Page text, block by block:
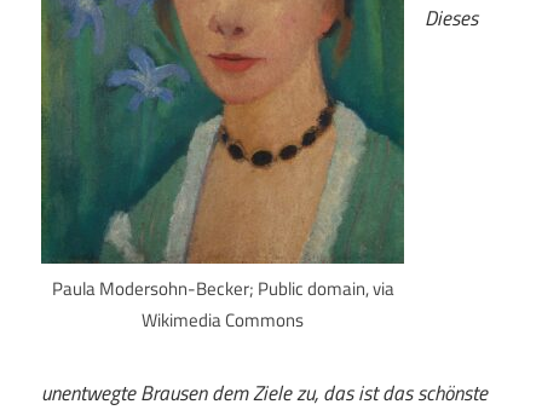
Paula Modersohn-Becker; Public domain, via
Wikimedia Commons
Dieses
unentwegte Brausen dem Ziele zu, das ist das schönste